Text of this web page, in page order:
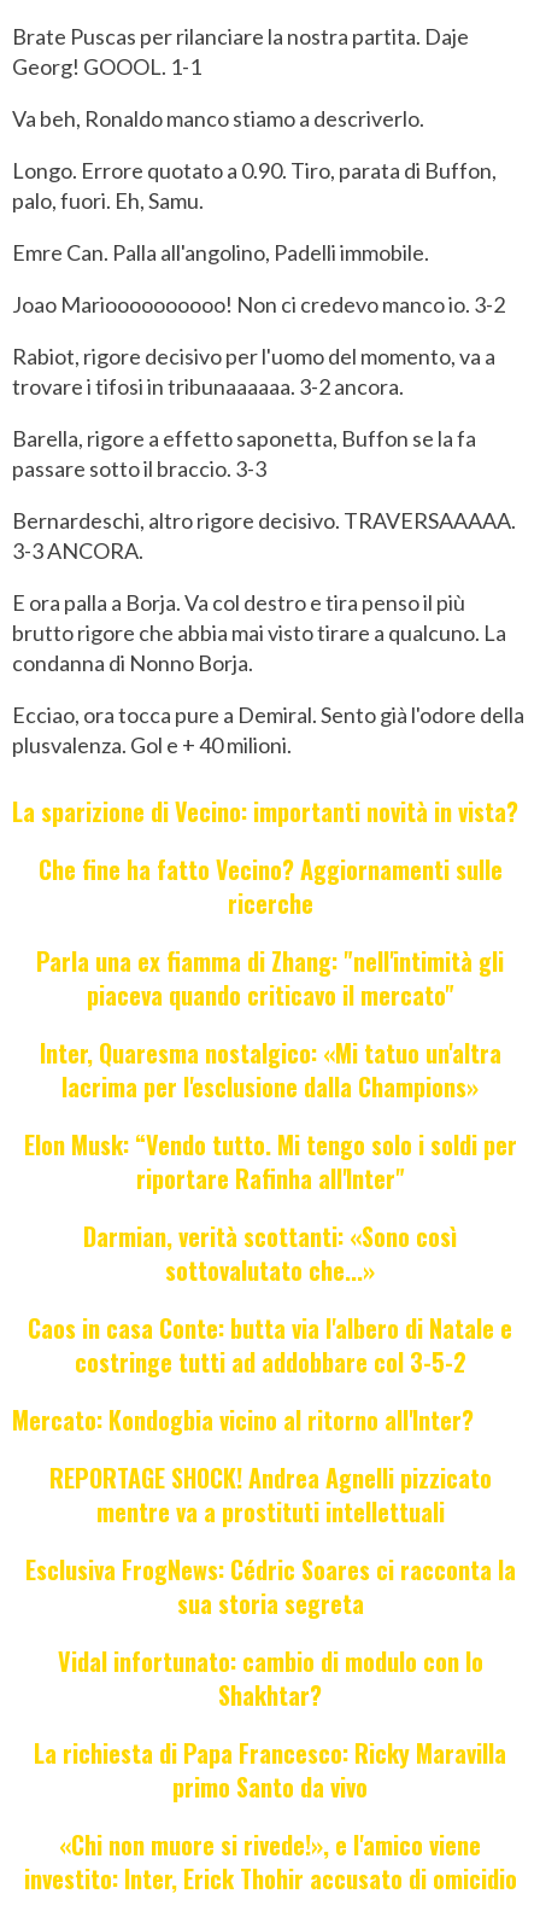
Brate Puscas per rilanciare la nostra partita. Daje
Georg! GOOOL. 1-1
Va beh, Ronaldo manco stiamo a descriverlo.
Longo. Errore quotato a 0.90. Tiro, parata di Buffon,
palo, fuori. Eh, Samu.
Emre Can. Palla all'angolino, Padelli immobile.
Joao Marioooooooooo! Non ci credevo manco io. 3-2
Rabiot, rigore decisivo per l'uomo del momento, va a
trovare i tifosi in tribunaaaaaa. 3-2 ancora.
Barella, rigore a effetto saponetta, Buffon se la fa
passare sotto il braccio. 3-3
Bernardeschi, altro rigore decisivo. TRAVERSAAAAA.
3-3 ANCORA.
E ora palla a Borja. Va col destro e tira penso il più
brutto rigore che abbia mai visto tirare a qualcuno. La
condanna di Nonno Borja.
Ecciao, ora tocca pure a Demiral. Sento già l'odore della
plusvalenza. Gol e + 40 milioni.
La sparizione di Vecino: importanti novità in vista?
Che fine ha fatto Vecino? Aggiornamenti sulle
ricerche
Parla una ex fiamma di Zhang: "nell'intimità gli
piaceva quando criticavo il mercato"
Inter, Quaresma nostalgico: «Mi tatuo un'altra
lacrima per l'esclusione dalla Champions»
Elon Musk: “Vendo tutto. Mi tengo solo i soldi per
riportare Rafinha all'Inter"
Darmian, verità scottanti: «Sono così
sottovalutato che...»
Caos in casa Conte: butta via l'albero di Natale e
costringe tutti ad addobbare col 3-5-2
Mercato: Kondogbia vicino al ritorno all'Inter?
REPORTAGE SHOCK! Andrea Agnelli pizzicato
mentre va a prostituti intellettuali
Esclusiva FrogNews: Cédric Soares ci racconta la
sua storia segreta
Vidal infortunato: cambio di modulo con lo
Shakhtar?
La richiesta di Papa Francesco: Ricky Maravilla
primo Santo da vivo
«Chi non muore si rivede!», e l'amico viene
investito: Inter, Erick Thohir accusato di omicidio